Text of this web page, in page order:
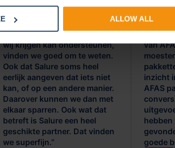
ALLOW ALL
“Dat Salure ons bij elk idee dat
wij krijgen kan ondersteunen,
vinden we goed om te weten.
Ook dat Salure soms heel
eerlijk aangeven dat iets niet
kan, of op een andere manier.
Daarover kunnen we dan met
elkaar sparren. Ook wat dat
betreft is Salure een heel
geschikte partner. Dat vinden
we superfijn.”
Alle
van
inzicht
AFAS
hebben
goede